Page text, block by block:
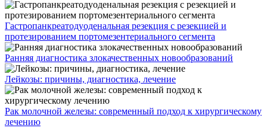
Гастропанкреатодуоденальная резекция с резекцией и
протезированием портомезентериального сегмента
Ранняя диагностика злокачественных новообразований
Лейкозы: причины, диагностика, лечение
Рак молочной железы: современный подход к хирургическому
лечению